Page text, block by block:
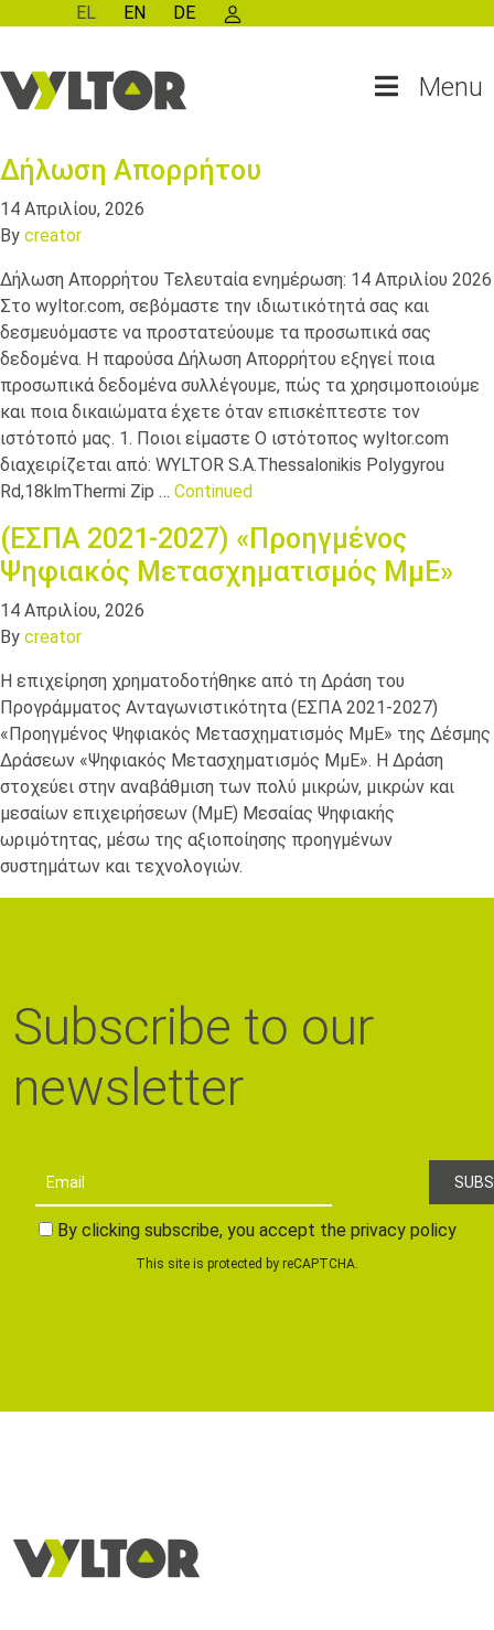
EL EN DE
Menu
Δήλωση Απορρήτου
14 Απριλίου, 2026
By creator
Δήλωση Απορρήτου Τελευταία ενημέρωση: 14 Απριλίου 2026
Στο wyltor.com, σεβόμαστε την ιδιωτικότητά σας και
δεσμευόμαστε να προστατεύουμε τα προσωπικά σας
δεδομένα. Η παρούσα Δήλωση Απορρήτου εξηγεί ποια
προσωπικά δεδομένα συλλέγουμε, πώς τα χρησιμοποιούμε
και ποια δικαιώματα έχετε όταν επισκέπτεστε τον
ιστότοπό μας. 1. Ποιοι είμαστε Ο ιστότοπος wyltor.com
διαχειρίζεται από: WYLTOR S.A.Thessalonikis Polygyrou
Rd,18klmThermi Zip … Continued
(ΕΣΠΑ 2021-2027) «Προηγμένος
Ψηφιακός Μετασχηματισμός ΜμΕ»
14 Απριλίου, 2026
By creator
Η επιχείρηση χρηματοδοτήθηκε από τη Δράση του
Προγράμματος Ανταγωνιστικότητα (ΕΣΠΑ 2021-2027)
«Προηγμένος Ψηφιακός Μετασχηματισμός ΜμΕ» της Δέσμης
Δράσεων «Ψηφιακός Μετασχηματισμός ΜμΕ». Η Δράση
στοχεύει στην αναβάθμιση των πολύ μικρών, μικρών και
μεσαίων επιχειρήσεων (ΜμΕ) Μεσαίας Ψηφιακής
ωριμότητας, μέσω της αξιοποίησης προηγμένων
συστημάτων και τεχνολογιών.
Subscribe to our
newsletter
By clicking subscribe, you accept the privacy policy
This site is protected by reCAPTCHA.